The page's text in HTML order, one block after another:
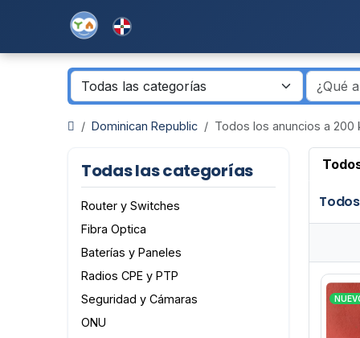
Dominican Republic Todos los anuncios a
Todas las categorías
Router y Switches
Fibra Optica
Baterías y Paneles
Radios CPE y PTP
Seguridad y Cámaras
ONU